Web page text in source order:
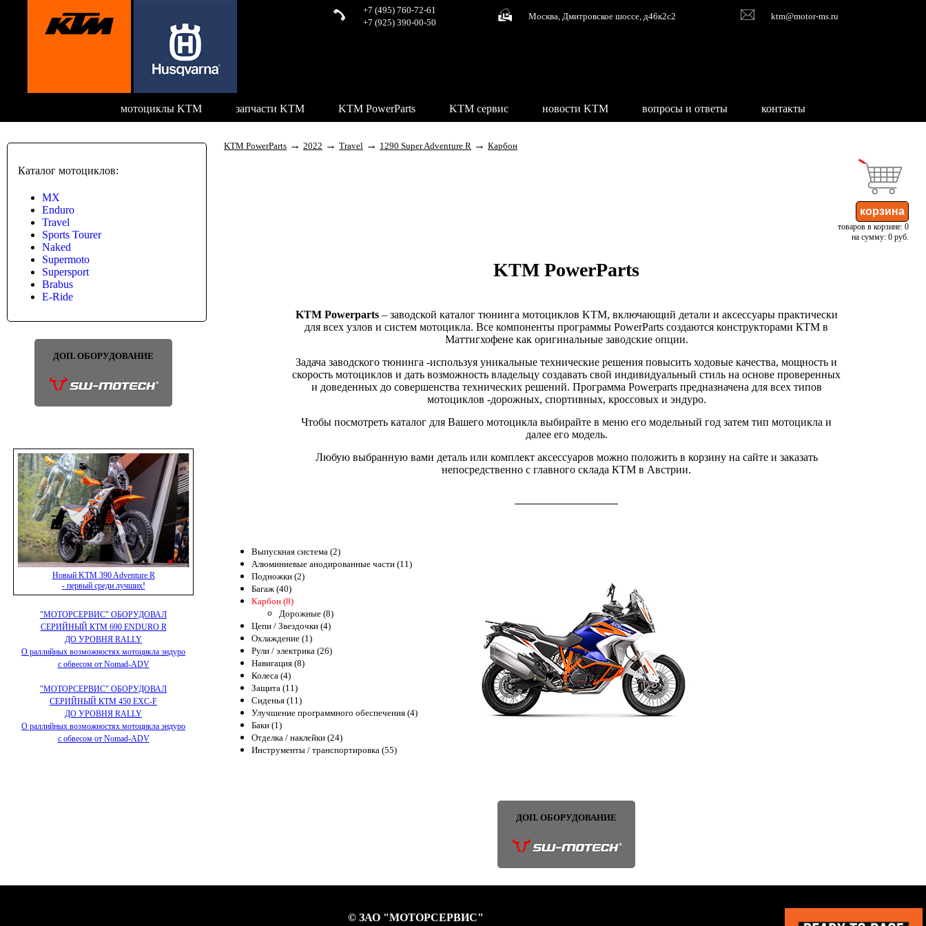
+7 (495) 760-72-61
+7 (925) 390-00-50
Москва, Дмитровское шоссе, д46к2с2 ktm@motor-ms.ru
мотоциклы KTM запчасти KTM KTM PowerParts KTM сервис новости KTM вопросы и ответы контакты
Каталог мотоциклов:
MX
Enduro
Travel
Sports Tourer
Naked
Supermoto
Supersport
Brabus
E-Ride
ДОП. ОБОРУДОВАНИЕ
Новый KTM 390 Adventure R
- первый среди лучших!
"МОТОРСЕРВИС" ОБОРУДОВАЛ
СЕРИЙНЫЙ КТМ 690 ENDURO R
ДО УРОВНЯ RALLY
О раллийных возможностях мотоцикла эндуро
с обвесом от Nomad-ADV
"МОТОРСЕРВИС" ОБОРУДОВАЛ
СЕРИЙНЫЙ КТМ 450 EXC-F
ДО УРОВНЯ RALLY
О раллийных возможностях мотоцикла эндуро
с обвесом от Nomad-ADV
KTM PowerParts → 2022 → Travel → 1290 Super Adventure R → Карбон
товаров в корзине: 0
на сумму: 0 руб.
KTM PowerParts
KTM Powerparts– заводской каталог тюнинга мотоциклов KTM, включающий детали и аксессуары практически
для всех узлов и систем мотоцикла. Все компоненты программы PowerParts создаются конструкторами КТМ в
Маттигхофене как оригинальные заводские опции.
Задача заводского тюнинга -используя уникальные технические решения повысить ходовые качества, мощность и
скорость мотоциклов и дать возможность владельцу создавать свой индивидуальный стиль на основе проверенных
и доведенных до совершенства технических решений. Программа Powerparts предназначена для всех типов
мотоциклов -дорожных, спортивных, кроссовых и эндуро.
Чтобы посмотреть каталог для Вашего мотоцикла выбирайте в меню его модельный год затем тип мотоцикла и
далее его модель.
Любую выбранную вами деталь или комплект аксессуаров можно положить в корзину на сайте и заказать
непосредственно с главного склада КТМ в Австрии.
Выпускная система (2)
Алюминиевые анодированные части (11)
Подножки (2)
Багаж (40)
Карбон (8)
Дорожные (8)
Цепи / Звездочки (4)
Охлаждение (1)
Рули / электрика (26)
Навигация (8)
Колеса (4)
Защита (11)
Сиденья (11)
Улучшение программного обеспечения (4)
Баки (1)
Отделка / наклейки (24)
Инструменты / транспортировка (55)
ДОП. ОБОРУДОВАНИЕ
© ЗАО "МОТОРСЕРВИС"